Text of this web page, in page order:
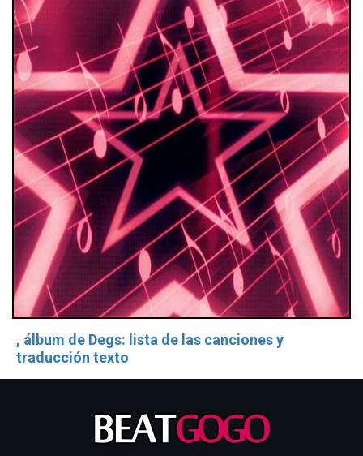
, álbum de Degs: lista de las canciones y
traducción texto